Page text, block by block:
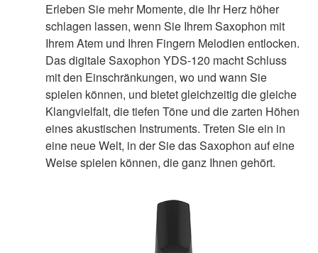
Erleben Sie mehr Momente, die Ihr Herz höher
schlagen lassen, wenn Sie Ihrem Saxophon mit
Ihrem Atem und Ihren Fingern Melodien entlocken.
Das digitale Saxophon YDS-120 macht Schluss
mit den Einschränkungen, wo und wann Sie
spielen können, und bietet gleichzeitig die gleiche
Klangvielfalt, die tiefen Töne und die zarten Höhen
eines akustischen Instruments. Treten Sie ein in
eine neue Welt, in der Sie das Saxophon auf eine
Weise spielen können, die ganz Ihnen gehört.